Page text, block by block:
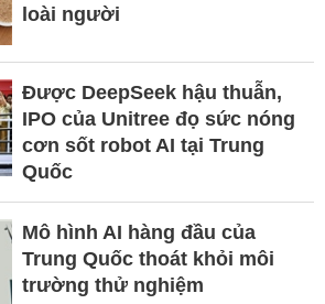
loài người
Được DeepSeek hậu thuẫn,
IPO của Unitree đọ sức nóng
cơn sốt robot AI tại Trung
Quốc
Mô hình AI hàng đầu của
Trung Quốc thoát khỏi môi
trường thử nghiệm